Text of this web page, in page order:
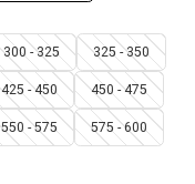
300 - 325 325 - 350
425 - 450 450 - 475
550 - 575 575 - 600